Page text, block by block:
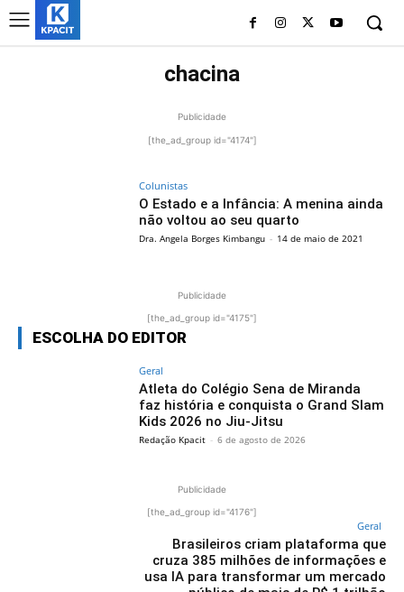
chacina
Publicidade
[the_ad_group id="4174"]
Colunistas
O Estado e a Infância: A menina ainda
não voltou ao seu quarto
Dra. Angela Borges Kimbangu - 14 de maio de 2021
Publicidade
[the_ad_group id="4175"]
ESCOLHA DO EDITOR
Geral
Atleta do Colégio Sena de Miranda
faz história e conquista o Grand Slam
Kids 2026 no Jiu-Jitsu
Redação Kpacit - 6 de agosto de 2026
Publicidade
[the_ad_group id="4176"]
Geral
Brasileiros criam plataforma que
cruza 385 milhões de informações e
usa IA para transformar um mercado